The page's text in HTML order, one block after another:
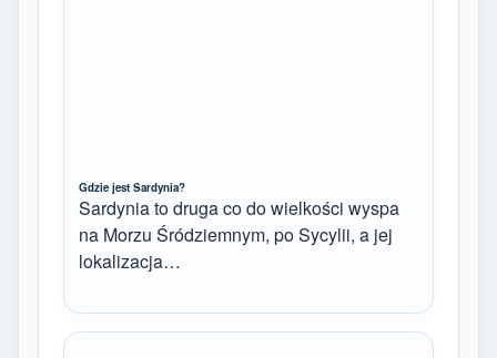
Gdzie jest Sardynia?
Sardynia to druga co do wielkości wyspa
na Morzu Śródziemnym, po Sycylii, a jej
lokalizacja…